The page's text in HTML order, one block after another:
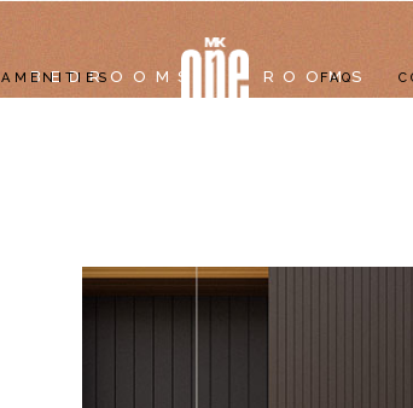
AMENITIES
LOUNGE ACTIVITY
FAQ
BEDROOMS ROOMS